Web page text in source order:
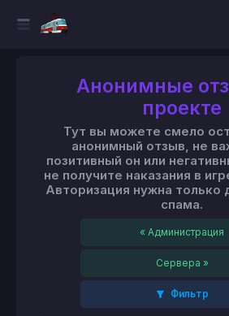
Анонимные
проекте
Тут вы можете смело
анонимный отзыв, не
позитивный он или
не получите наказания в
Авторизация нужна только
спама.
« Администрация
Сервера »
Фильтр